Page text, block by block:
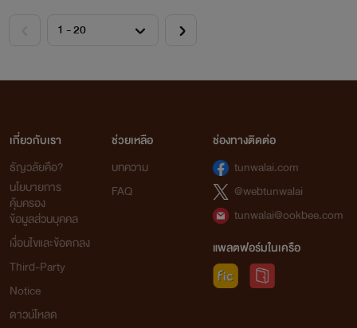
เกี่ยวกับเรา
ธัญวลัยคือ?
นโยบายการ
คุ้มครอง
ข้อมูลส่วนบุคคล
เงื่อนไขและข้อตกลง
Third-Party
Notice
ดาวน์โหลด
ช่วยเหลือ
บทความ
FAQ
ช่องทางติดต่อ
tunwalai.com
@webtunwalai
tunwalai@ookbee.com
แพลตฟอร์มในเครือ